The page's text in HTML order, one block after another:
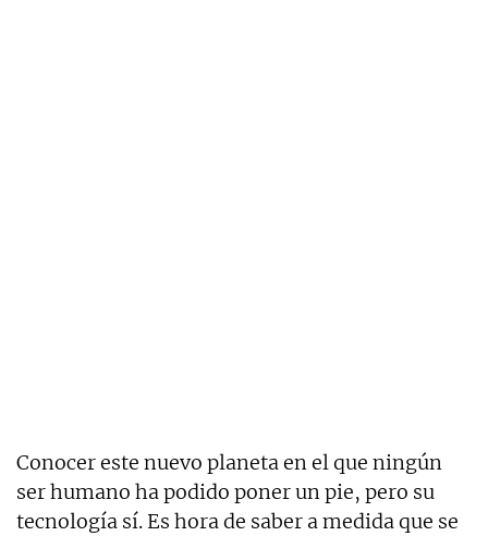
Conocer este nuevo planeta en el que ningún
ser humano ha podido poner un pie, pero su
tecnología sí. Es hora de saber a medida que se